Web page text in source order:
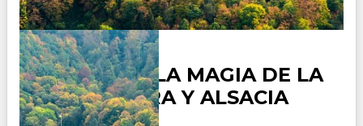
ALEMANIA, LA MAGIA DE LA
SELVA NEGRA Y ALSACIA